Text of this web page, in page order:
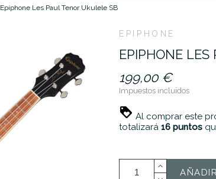
Epiphone Les Paul Tenor Ukulele SB
EPIPHONE
EPIPHONE
199,00 €
Impuestos incluidos
Al comprar este
totalizará 16 puntos